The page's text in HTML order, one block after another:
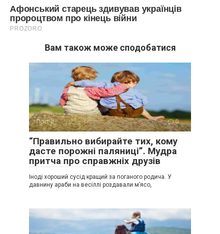
Вам також може сподобатися
Притчі 0
“Правильно вибирайте тих, кому
дасте порожні паляниці”. Мудра
притча про справжніх друзів
Іноді хороший сусід кращий за поганого родича. У
давнину араби на весіллі роздавали м’ясо,